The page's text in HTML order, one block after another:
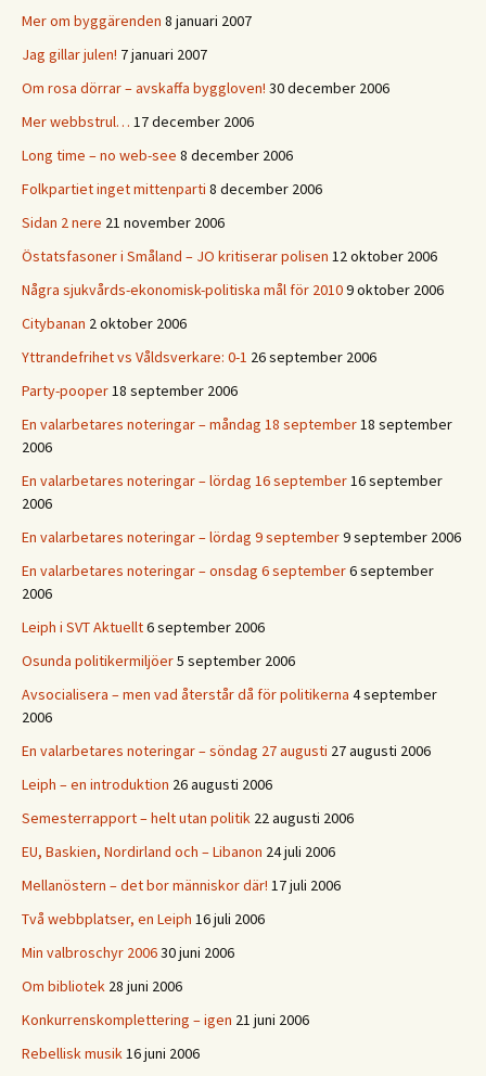
Mer om byggärenden 8 januari 2007
Jag gillar julen! 7 januari 2007
Om rosa dörrar – avskaffa byggloven! 30 december 2006
Mer webbstrul… 17 december 2006
Long time – no web-see 8 december 2006
Folkpartiet inget mittenparti 8 december 2006
Sidan 2 nere 21 november 2006
Östatsfasoner i Småland – JO kritiserar polisen 12 oktober 2006
Några sjukvårds-ekonomisk-politiska mål för 20109 oktober 2006
Citybanan 2 oktober 2006
Yttrandefrihet vs Våldsverkare: 0-1 26 september 2006
Party-pooper18 september 2006
En valarbetares noteringar – måndag 18 september18 september
2006
En valarbetares noteringar – lördag 16 september16 september
2006
En valarbetares noteringar – lördag 9 september9 september 2006
En valarbetares noteringar – onsdag 6 september6 september
2006
Leiph i SVT Aktuellt6 september 2006
Osunda politikermiljöer5 september 2006
Avsocialisera – men vad återstår då för politikerna 4 september
2006
En valarbetares noteringar – söndag 27 augusti 27 augusti 2006
Leiph – en introduktion 26 augusti 2006
Semesterrapport – helt utan politik 22 augusti 2006
EU, Baskien, Nordirland och – Libanon 24 juli 2006
Mellanöstern – det bor människor där! 17 juli 2006
Två webbplatser, en Leiph 16 juli 2006
Min valbroschyr 200630 juni 2006
Om bibliotek 28 juni 2006
Konkurrenskomplettering – igen 21 juni 2006
Rebellisk musik16 juni 2006